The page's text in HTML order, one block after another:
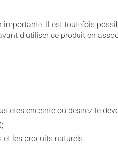
Il est toutefois
d'utiliser ce produit en
êtes enceinte ou désirez le
et les produits naturels.